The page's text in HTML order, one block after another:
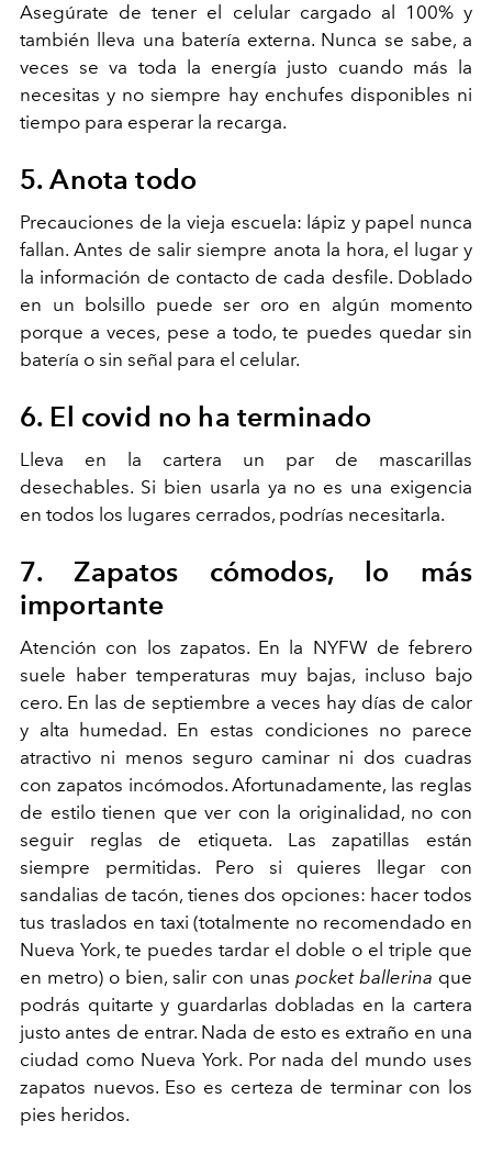
Asegúrate de tener el celular cargado al 100% y
también lleva una batería externa. Nunca se sabe, a
veces se va toda la energía justo cuando más la
necesitas y no siempre hay enchufes disponibles ni
tiempo para esperar la recarga.
5. Anota todo
Precauciones de la vieja escuela: lápiz y papel nunca
fallan. Antes de salir siempre anota la hora, el lugar y
la información de contacto de cada desfile. Doblado
en un bolsillo puede ser oro en algún momento
porque a veces, pese a todo, te puedes quedar sin
batería o sin señal para el celular.
6. El covid no ha terminado
Lleva en la cartera un par de mascarillas
desechables. Si bien usarla ya no es una exigencia
en todos los lugares cerrados, podrías necesitarla.
7. Zapatos cómodos, lo más
importante
Atención con los zapatos. En la NYFW de febrero
suele haber temperaturas muy bajas, incluso bajo
cero. En las de septiembre a veces hay días de calor
y alta humedad. En estas condiciones no parece
atractivo ni menos seguro caminar ni dos cuadras
con zapatos incómodos. Afortunadamente, las reglas
de estilo tienen que ver con la originalidad, no con
seguir reglas de etiqueta. Las zapatillas están
siempre permitidas. Pero si quieres llegar con
sandalias de tacón, tienes dos opciones: hacer todos
tus traslados en taxi (totalmente no recomendado en
Nueva York, te puedes tardar el doble o el triple que
en metro) o bien, salir con unas pocket ballerina que
podrás quitarte y guardarlas dobladas en la cartera
justo antes de entrar. Nada de esto es extraño en una
ciudad como Nueva York. Por nada del mundo uses
zapatos nuevos. Eso es certeza de terminar con los
pies heridos.